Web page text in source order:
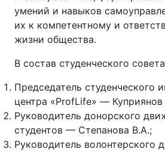
умений и навыков
их к компетентному и
жизни общества.
В состав студенческого
Председатель студенческого
центра «ProfLife» — Куприянов
Руководитель донорского
студентов — Степанова В.А.;
Руководитель волонтерского